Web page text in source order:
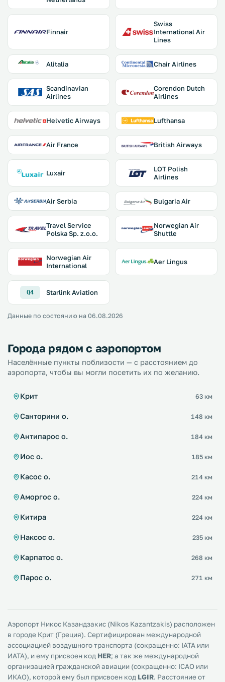
Finnair
Swiss
International Air
Lines
Alitalia Chair Airlines
Scandinavian
Airlines
Corendon Dutch
Airlines
Helvetic Airways Lufthansa
Air France British Airways
Luxair
LOT Polish
Airlines
Air Serbia Bulgaria Air
Travel Service
Polska Sp. z.o.o.
Norwegian Air
Shuttle
Norwegian Air
International
Aer Lingus
Q4 Starlink Aviation
Данные по состоянию на 06.08.2026
Города рядом с аэропортом
Населённые пункты поблизости — с расстоянием до
аэропорта, чтобы вы могли посетить их по желанию.
Крит 63 км
Санторини о. 148 км
Антипарос о. 184 км
Иос о. 185 км
Касос о. 214 км
Аморгос о. 224 км
Китира 224 км
Наксос о. 235 км
Карпатос о. 268 км
Парос о. 271 км
Аэропорт Никос Казандзакис (Nikos Kazantzakis) расположен
в городе Крит (Греция). Сертифицирован международной
ассоциацией воздушного транспорта (сокращенно: IATA или
ИАТА), и ему присвоен код HER; а так же международной
организацией гражданской авиации (сокращенно: ICAO или
ИКАО), которой ему был присвоен код LGIR. Расстояние от